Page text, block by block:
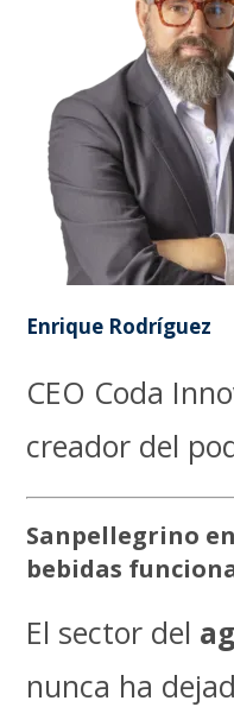
Enrique Rodríguez
CEO Coda
creador del
Sanpellegrino
bebidas
El sector del
nunca ha